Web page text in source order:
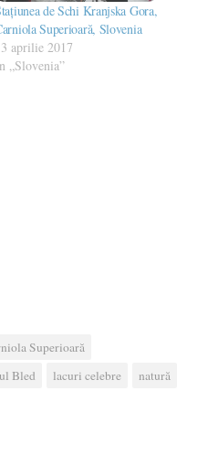
de Schi Kranjska Gora,
Superioară, Slovenia
aprilie 2017
„Slovenia”
Superioară
Bled lacuri celebre
natură